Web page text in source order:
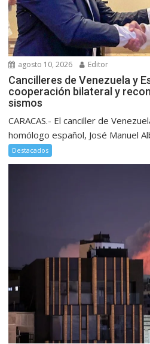
agosto 10, 2026 Editor
Cancilleres de Venezuela y
cooperación bilateral y
sismos
CARACAS.- El canciller de
homólogo español, José Manuel
Destacados